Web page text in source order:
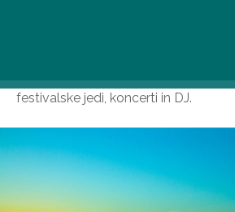
Földvár čakale tudi ročno izdelane
festivalske jedi, koncerti in DJ.